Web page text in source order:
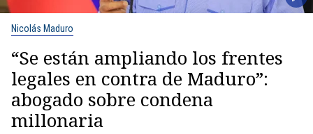
Nicolás Maduro
“Se están ampliando los frentes
legales en contra de Maduro”:
abogado sobre condena
millonaria